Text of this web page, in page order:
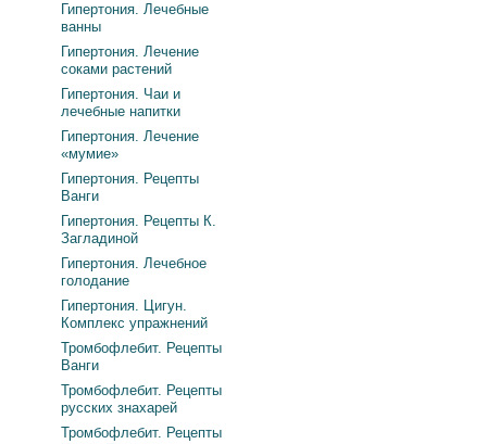
Гипертония. Лечебные
ванны
Гипертония. Лечение
соками растений
Гипертония. Чаи и
лечебные напитки
Гипертония. Лечение
«мумие»
Гипертония. Рецепты
Ванги
Гипертония. Рецепты К.
Загладиной
Гипертония. Лечебное
голодание
Гипертония. Цигун.
Комплекс упражнений
Тромбофлебит. Рецепты
Ванги
Тромбофлебит. Рецепты
русских знахарей
Тромбофлебит. Рецепты